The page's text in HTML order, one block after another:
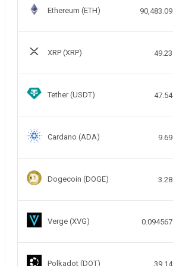
Ethereum (ETH) 90,483.09
XRP (XRP) 49.23
Tether (USDT) 47.54
Cardano (ADA) 9.69
Dogecoin (DOGE) 3.28
Verge (XVG) 0.094567
Polkadot (DOT) 39.14